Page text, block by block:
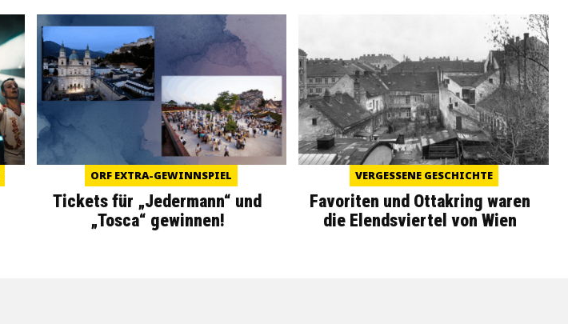
ORF EXTRA-GEWINNSPIEL
Tickets für „Jedermann“ und
„Tosca“ gewinnen!
VERGESSENE GESCHICHTE
Favoriten und Ottakring waren
die Elendsviertel von Wien